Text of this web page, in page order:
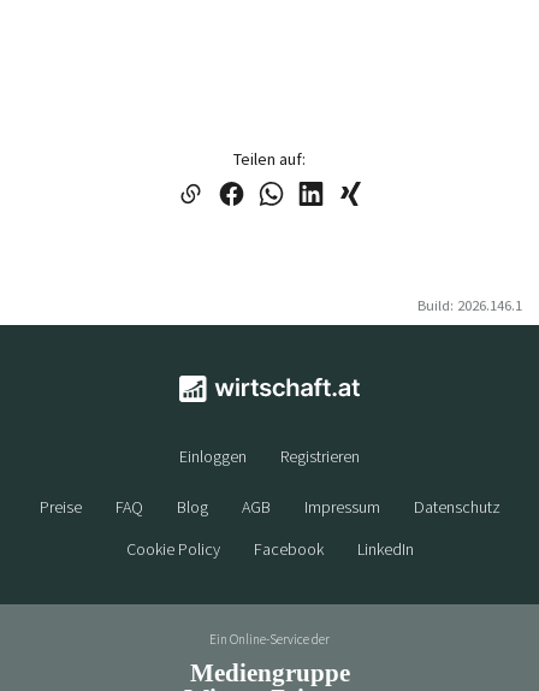
Teilen auf:
Build: 2026.146.1
Einloggen Registrieren
Preise FAQ Blog AGB Impressum
Datenschutz
Cookie Policy
Facebook LinkedIn
Ein Online-Service der
Mediengruppe